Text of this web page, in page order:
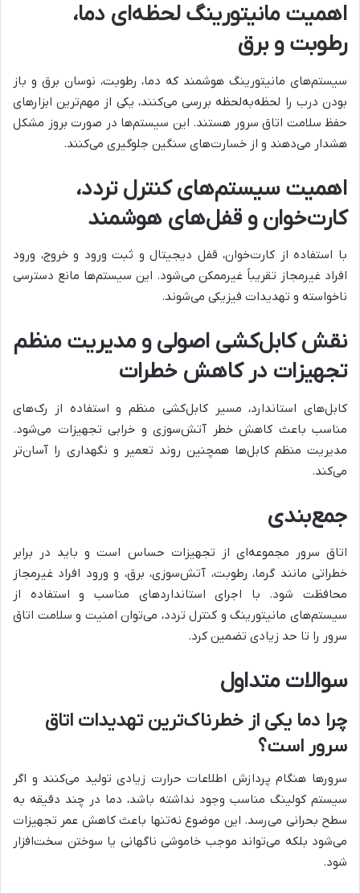
اهمیت مانیتورینگ لحظه‌ای دما،
رطوبت و برق
سیستم‌های مانیتورینگ هوشمند که دما، رطوبت، نوسان برق و باز
بودن درب را لحظه‌به‌لحظه بررسی می‌کنند، یکی از مهم‌ترین ابزارهای
حفظ سلامت اتاق سرور هستند. این سیستم‌ها در صورت بروز مشکل
هشدار می‌دهند و از خسارت‌های سنگین جلوگیری می‌کنند.
اهمیت سیستم‌های کنترل تردد،
کارت‌خوان و قفل‌های هوشمند
با استفاده از کارت‌خوان، قفل دیجیتال و ثبت ورود و خروج، ورود
افراد غیرمجاز تقریباً غیرممکن می‌شود. این سیستم‌ها مانع دسترسی
ناخواسته و تهدیدات فیزیکی می‌شوند.
نقش کابل‌کشی اصولی و مدیریت منظم
تجهیزات در کاهش خطرات
کابل‌های استاندارد، مسیر کابل‌کشی منظم و استفاده از رک‌های
مناسب باعث کاهش خطر آتش‌سوزی و خرابی تجهیزات می‌شود.
مدیریت منظم کابل‌ها همچنین روند تعمیر و نگهداری را آسان‌تر
می‌کند.
جمع‌بندی
اتاق سرور مجموعه‌ای از تجهیزات حساس است و باید در برابر
خطراتی مانند گرما، رطوبت، آتش‌سوزی، برق، و ورود افراد غیرمجاز
محافظت شود. با اجرای استانداردهای مناسب و استفاده از
سیستم‌های مانیتورینگ و کنترل تردد، می‌توان امنیت و سلامت اتاق
سرور را تا حد زیادی تضمین کرد.
سوالات متداول
چرا دما یکی از خطرناک‌ترین تهدیدات اتاق
سرور است؟
سرورها هنگام پردازش اطلاعات حرارت زیادی تولید می‌کنند و اگر
سیستم کولینگ مناسب وجود نداشته باشد، دما در چند دقیقه به
سطح بحرانی می‌رسد. این موضوع نه‌تنها باعث کاهش عمر تجهیزات
می‌شود بلکه می‌تواند موجب خاموشی ناگهانی یا سوختن سخت‌افزار
شود.